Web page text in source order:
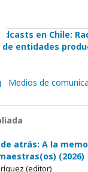
en Chile:
entidades
Medios de
atrás: A la
(2026)
(editor)